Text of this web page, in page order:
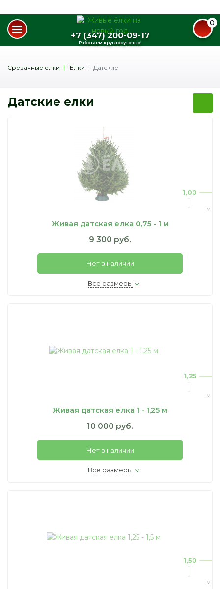
+7 (347) 200-09-17
Работаем круглосуточно!
0
Срезанные елки Елки Датские
Датские елки
м
1,00
Живая датская елка 0,75 - 1 м
9 300 руб.
Нет в наличии
Все размеры
м
1,25
Живая датская елка 1 - 1,25 м
10 000 руб.
Нет в наличии
Все размеры
м
1,50